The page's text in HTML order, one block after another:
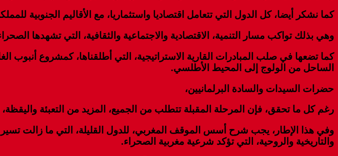
كما نشكر أيضا، كل الدول التي تتعامل اقتصاديا واستثماريا، مع الأقاليم الجنوبية
وهي بذلك تواكب مسار التنمية، الاقتصادية والاجتماعية والثقافية، التي تشهدها
كما تضعها في صلب المبادرات القارية الاستراتيجية، التي أطلقناها، كمشروع أنبوب
الساحل من الولوج إلى المحيط الأطلسي.
حضرات السيدات والسادة البرلمانيين،
رغم كل ما تحقق، فإن المرحلة المقبلة تتطلب من الجميع، المزيد من التعبئة
وفي هذا الإطار، يجب شرح أسس الموقف المغربي، للدول القليلة، التي ما زالت تسير
والتاريخية والروحية، التي تؤكد شرعية مغربية الصحراء.